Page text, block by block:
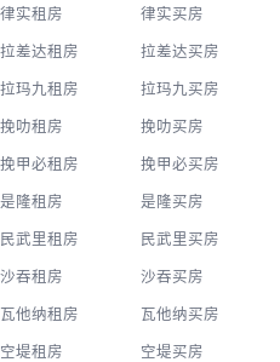
律实租房 律实买房
拉差达租房 拉差达买房
拉玛九租房 拉玛九买房
挽叻租房 挽叻买房
挽甲必租房 挽甲必买房
是隆租房 是隆买房
民武里租房 民武里买房
沙吞租房 沙吞买房
瓦他纳租房 瓦他纳买房
空堤租房 空堤买房